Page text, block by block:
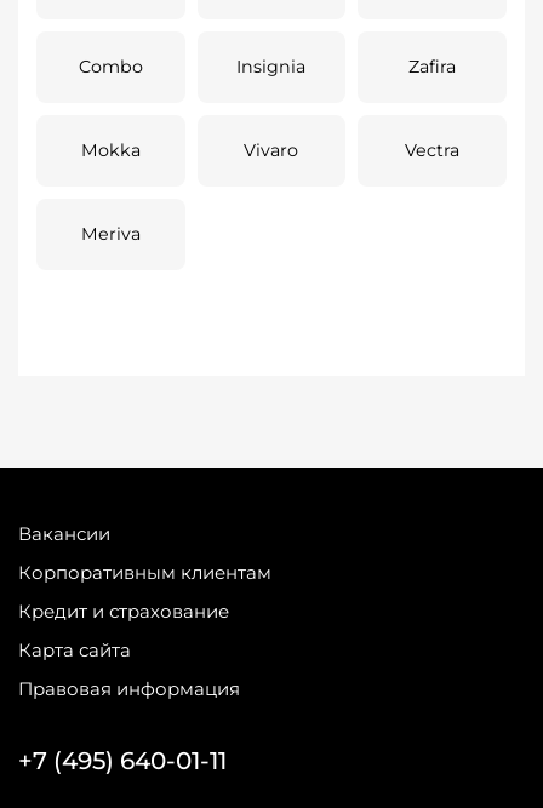
Combo Insignia Zafira
Mokka Vivaro Vectra
Meriva
Вакансии
Корпоративным клиентам
Кредит и страхование
Карта сайта
Правовая информация
+7 (495) 640-01-11